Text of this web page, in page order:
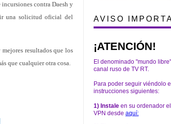
contra Daesh y
una solicitud oficial del
resultados que los
que cualquier otra cosa.
AVISO
¡ATENCIÓN!
El denominado "mundo
canal ruso de TV RT.
Para poder seguir viéndolo
instrucciones siguientes:
1) Instale en su ordenador
VPN desde aquí: